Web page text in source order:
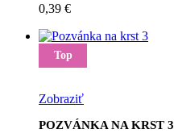
0,39 €
Top
Zobraziť
POZVÁNKA NA KRST 3